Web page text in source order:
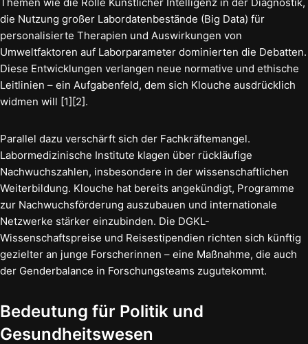
Themen wie die Rolle Künstlicher Intelligenz in der Diagnostik,
die Nutzung großer Labordatenbestände (Big Data) für
personalisierte Therapien und Auswirkungen von
Umweltfaktoren auf Laborparameter dominierten die Debatten.
Diese Entwicklungen verlangen neue normative und ethische
Leitlinien – ein Aufgabenfeld, dem sich Klouche ausdrücklich
widmen will [1][2].
Parallel dazu verschärft sich der Fachkräftemangel.
Labormedizinische Institute klagen über rückläufige
Nachwuchszahlen, insbesondere in der wissenschaftlichen
Weiterbildung. Klouche hat bereits angekündigt, Programme
zur Nachwuchsförderung auszubauen und internationale
Netzwerke stärker einzubinden. Die DGKL-
Wissenschaftspreise und Reisestipendien richten sich künftig
gezielter an junge Forscherinnen – eine Maßnahme, die auch
der Genderbalance in Forschungsteams zugutekommt.
Bedeutung für Politik und
Gesundheitswesen